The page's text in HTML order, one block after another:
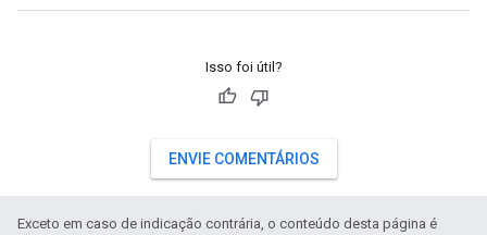
Isso foi útil?
ENVIE COMENTÁRIOS
Exceto em caso de indicação contrária, o conteúdo desta página é